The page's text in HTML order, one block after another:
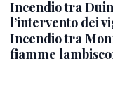
Incendio tra
l’intervento dei
Incendio tra
fiamme